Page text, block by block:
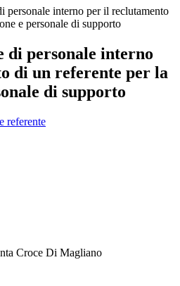
personale interno per il reclutamento
e personale di supporto
di personale interno
di un referente per la
di supporto
referente
Croce Di Magliano